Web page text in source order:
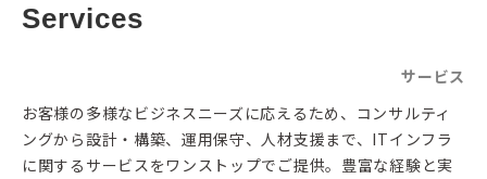
Services
サービス
お客様の多様なビジネスニーズに応えるため、コンサルティ
ングから設計・構築、運用保守、人材支援まで、ITインフラ
に関するサービスをワンストップでご提供。豊富な経験と実